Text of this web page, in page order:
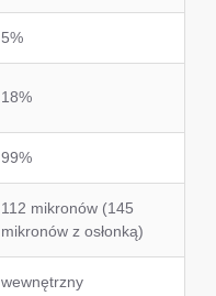
5%
18%
99%
112 mikronów (145
mikronów z osłonką)
wewnętrzny